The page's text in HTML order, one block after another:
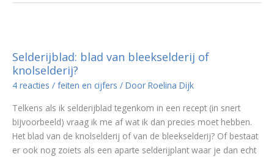
Selderijblad: blad van bleekselderij of
knolselderij?
4 reacties / feiten en cijfers / Door Roelina Dijk
Telkens als ik selderijblad tegenkom in een recept (in snert
bijvoorbeeld) vraag ik me af wat ik dan precies moet hebben.
Het blad van de knolselderij of van de bleekselderij? Of bestaat
er ook nog zoiets als een aparte selderijplant waar je dan echt